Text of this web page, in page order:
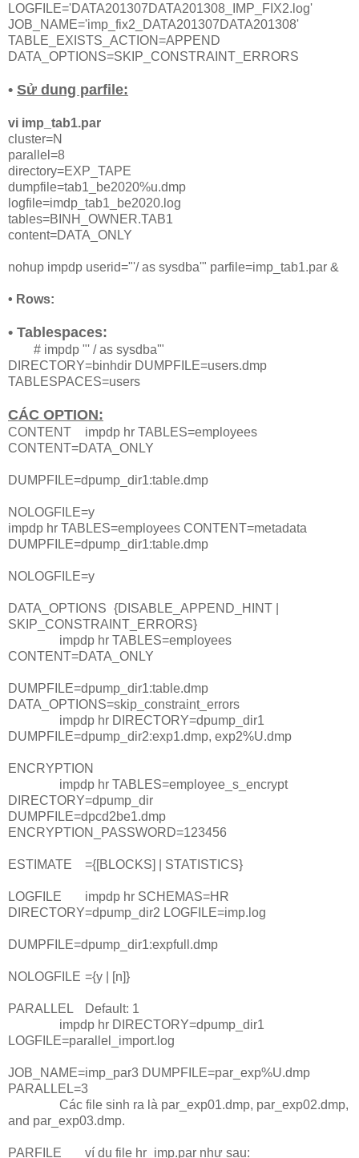
LOGFILE='DATA201307DATA201308_IMP_FIX2.log'
JOB_NAME='imp_fix2_DATA201307DATA201308'
TABLE_EXISTS_ACTION=APPEND
DATA_OPTIONS=SKIP_CONSTRAINT_ERRORS
• Sử dung parfile:
vi imp_tab1.par
cluster=N
parallel=8
directory=EXP_TAPE
dumpfile=tab1_be2020%u.dmp
logfile=imdp_tab1_be2020.log
tables=BINH_OWNER.TAB1
content=DATA_ONLY
nohup impdp userid="'/ as sysdba'" parfile=imp_tab1.par &
• Rows:
• Tablespaces:
# impdp "' / as sysdba'"
DIRECTORY=binhdir DUMPFILE=users.dmp
TABLESPACES=users
CÁC OPTION:
CONTENT
impdp hr TABLES=employees
CONTENT=DATA_ONLY
DUMPFILE=dpump_dir1:table.dmp
NOLOGFILE=y
impdp hr TABLES=employees CONTENT=metadata
DUMPFILE=dpump_dir1:table.dmp
NOLOGFILE=y
DATA_OPTIONS {DISABLE_APPEND_HINT |
SKIP_CONSTRAINT_ERRORS}
impdp hr TABLES=employees
CONTENT=DATA_ONLY
DUMPFILE=dpump_dir1:table.dmp
DATA_OPTIONS=skip_constraint_errors
impdp hr DIRECTORY=dpump_dir1
DUMPFILE=dpump_dir2:exp1.dmp, exp2%U.dmp
ENCRYPTION
impdp hr TABLES=employee_s_encrypt
DIRECTORY=dpump_dir
DUMPFILE=dpcd2be1.dmp
ENCRYPTION_PASSWORD=123456
ESTIMATE ={[BLOCKS] | STATISTICS}
LOGFILE
impdp hr SCHEMAS=HR
DIRECTORY=dpump_dir2 LOGFILE=imp.log
DUMPFILE=dpump_dir1:expfull.dmp
NOLOGFILE ={y | [n]}
PARALLEL
Default: 1
impdp hr DIRECTORY=dpump_dir1
LOGFILE=parallel_import.log
JOB_NAME=imp_par3 DUMPFILE=par_exp%U.dmp
PARALLEL=3
		Các file sinh ra là
par_exp01.dmp, par_exp02.dmp,
and par_exp03.dmp.
PARFILE ví dụ file hr_imp.par như sau: